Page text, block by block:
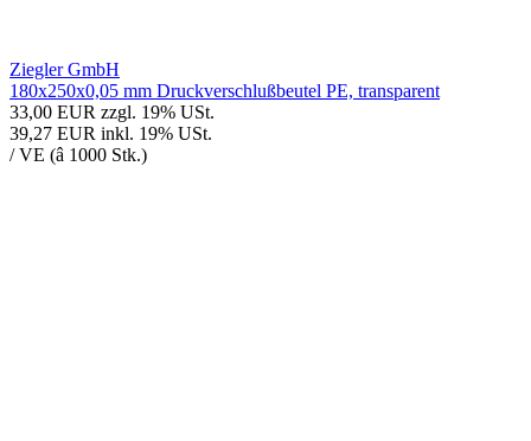
Ziegler GmbH
180x250x0,05 mm Druckverschlußbeutel PE, transparent
33,00 EUR zzgl. 19% USt.
39,27 EUR inkl. 19% USt.
/ VE (â 1000 Stk.)